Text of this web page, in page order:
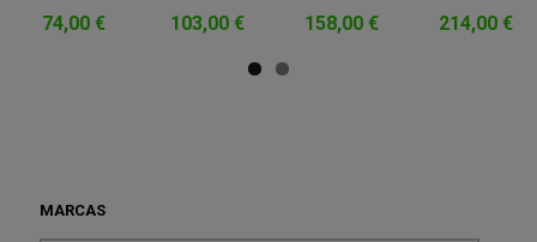
MARCAS
74,00 €
103,00 €
158,00 €
214,00 €